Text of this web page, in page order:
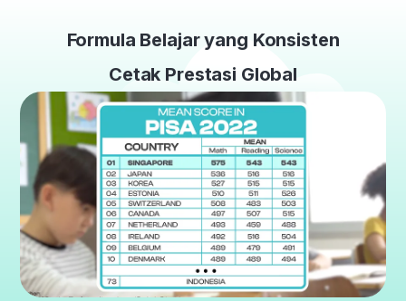
Formula Belajar yang Konsisten
Cetak Prestasi Global